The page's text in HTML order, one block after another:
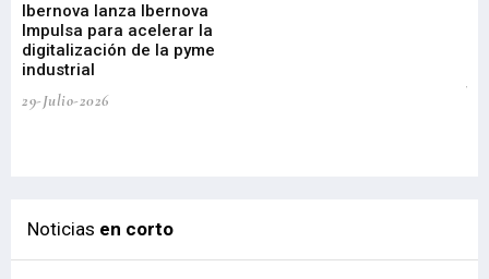
Ibernova lanza Ibernova
Impulsa para acelerar la
digitalización de la pyme
industrial
29-Julio-2026
Noticias en corto